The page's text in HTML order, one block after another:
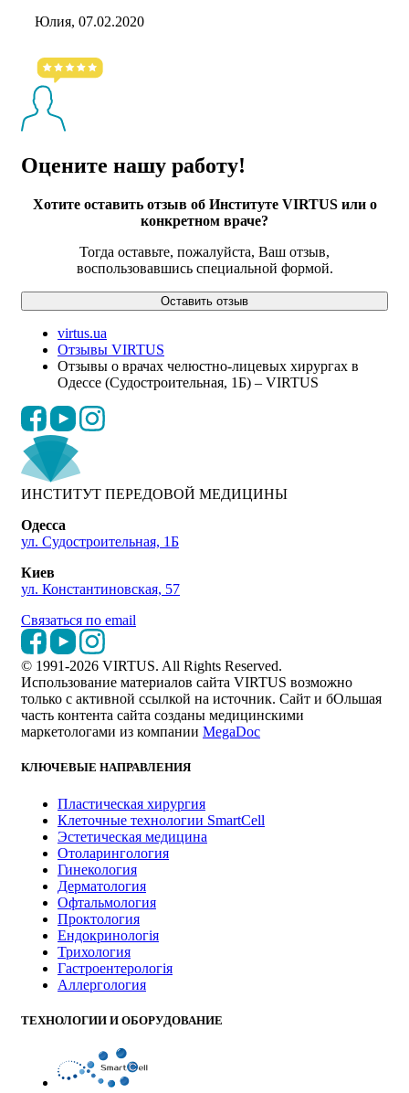
Юлия, 07.02.2020
Оцените нашу работу!
Хотите оставить отзыв об Институте VIRTUS или о
конкретном враче?
Тогда оставьте, пожалуйста, Ваш отзыв,
воспользовавшись специальной формой.
Оставить отзыв
virtus.ua
Отзывы VIRTUS
Отзывы о врачах челюстно-лицевых хирургах в
Одессе (Судостроительная, 1Б) – VIRTUS
ИНСТИТУТ ПЕРЕДОВОЙ МЕДИЦИНЫ
Одесса
ул. Судостроительная, 1Б
Киев
ул. Константиновская, 57
Связаться по email
© 1991-2026 VIRTUS. All Rights Reserved.
Использование материалов сайта VIRTUS возможно
только с активной ссылкой на источник. Сайт и бОльшая
часть контента сайта созданы медицинскими
маркетологами из компании MegaDoc
КЛЮЧЕВЫЕ НАПРАВЛЕНИЯ
Пластическая хирургия
Клеточные технологии SmartCell
Эстетическая медицина
Отоларингология
Гинекология
Дерматология
Офтальмология
Проктология
Ендокринологія
Трихология
Гастроентерологія
Аллергология
ТЕХНОЛОГИИ И ОБОРУДОВАНИЕ